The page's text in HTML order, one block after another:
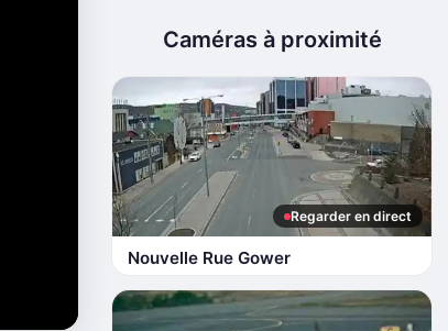
Caméras à proximité
Regarder en direct
Nouvelle Rue Gower